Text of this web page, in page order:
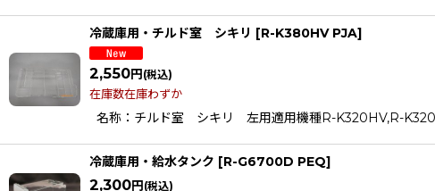
冷蔵庫用・チルド室 シキリ [R-K380HV PJA]
2,550円(税込)
在庫数在庫わずか
名称：チルド室 シキリ 左用適用機種R-K320HV,R-
冷蔵庫用・給水タンク [R-G6700D PEQ]
2,300円(税込)